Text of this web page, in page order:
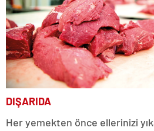
DIŞARIDA
Her yemekten önce ellerinizi